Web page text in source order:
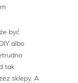
być
albo
tak
sklepy. A